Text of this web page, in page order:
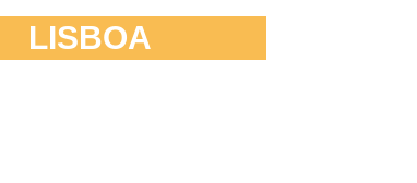
LISBOA